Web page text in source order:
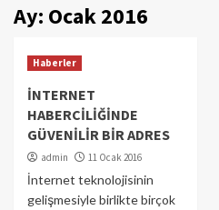
Ay: Ocak 2016
Haberler
İNTERNET
HABERCİLİĞİNDE
GÜVENİLİR BİR ADRES
admin 11 Ocak 2016
İnternet teknolojisinin
gelişmesiyle birlikte birçok